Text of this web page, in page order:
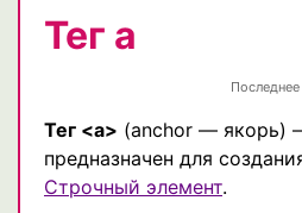
Тег a
Тег <a> (anchor — якорь)
предназначен для
Строчный элемент.